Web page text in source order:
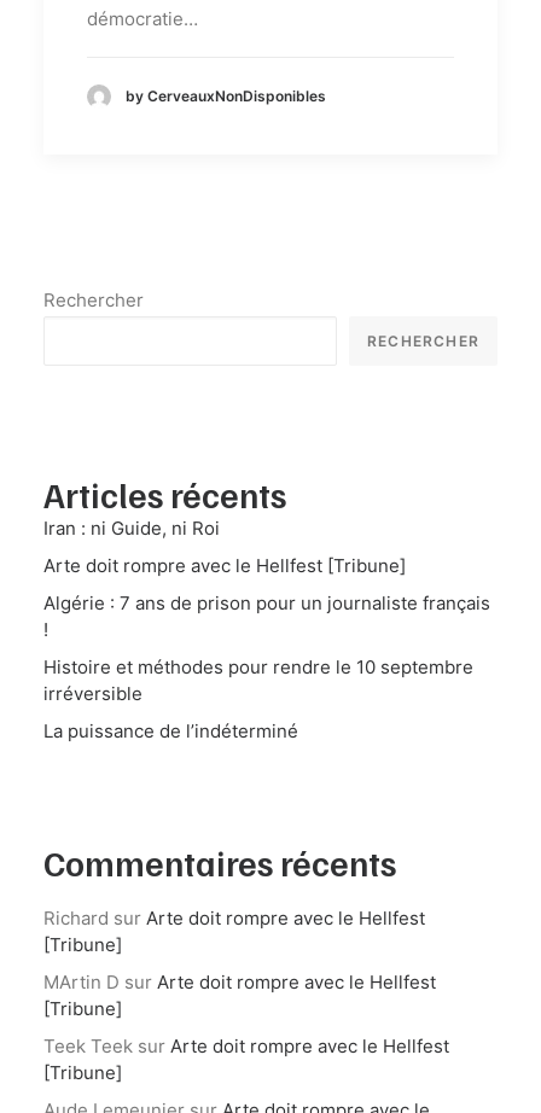
démocratie…
by CerveauxNonDisponibles
Rechercher
RECHERCHER
Articles récents
Iran : ni Guide, ni Roi
Arte doit rompre avec le Hellfest [Tribune]
Algérie : 7 ans de prison pour un journaliste français
!
Histoire et méthodes pour rendre le 10 septembre
irréversible
La puissance de l’indéterminé
Commentaires récents
Richard sur Arte doit rompre avec le Hellfest
[Tribune]
MArtin D sur Arte doit rompre avec le Hellfest
[Tribune]
Teek Teek sur Arte doit rompre avec le Hellfest
[Tribune]